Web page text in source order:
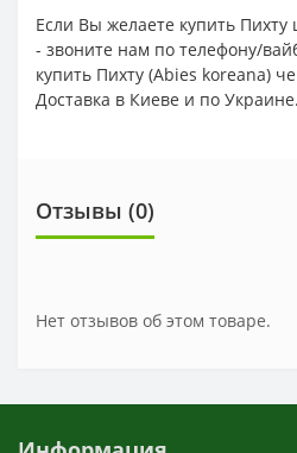
Если Вы желаете купить
- звоните нам по телефону/
купить Пихту (Abies koreana)
Доставка в Киеве и по Украине.
Отзывы (0)
Нет отзывов об этом товаре.